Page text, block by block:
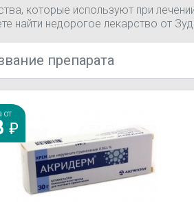
которые используют при
найти недорогое лекарство от
от